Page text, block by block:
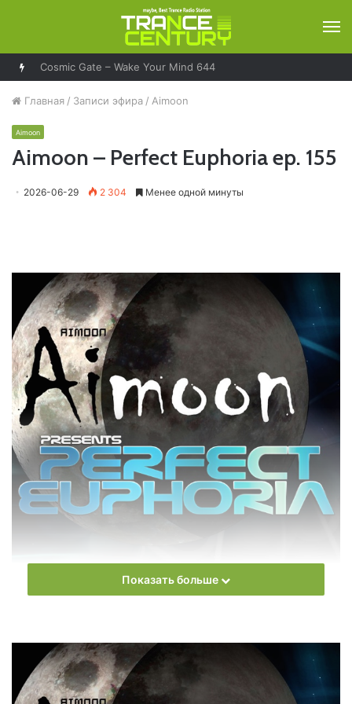
Главная / Записи эфира / Aimoon
Aimoon
Aimoon – Perfect Euphoria ep. 155
2026-06-29 2 304 Менее одной минуты
Ежемесячное радиошоу Aimoon pres. Perfect Euphoria
Слушать онлайн новый выпуск
Показать больше